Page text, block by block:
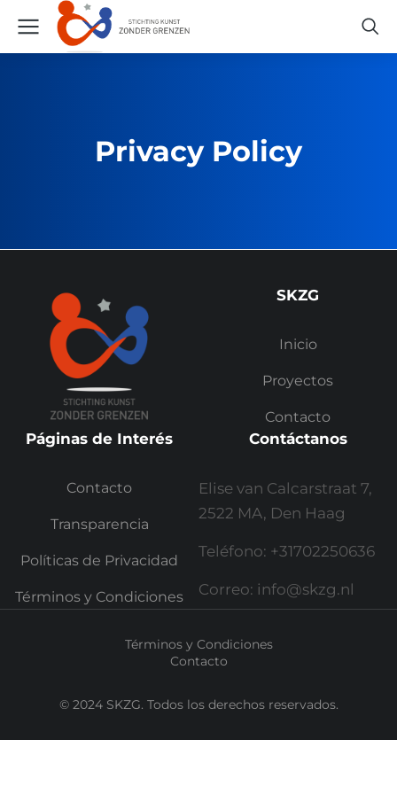
Privacy Policy
SKZG
Inicio
Proyectos
Contacto
Páginas de Interés
Contacto
Transparencia
Políticas de Privacidad
Términos y Condiciones
Contáctanos
Elise van Calcarstraat 7,
2522 MA, Den Haag
Teléfono: +31702250636
Correo: info@skzg.nl
© 2024 SKZG. Todos los derechos reservados.
Términos y Condiciones
Contacto